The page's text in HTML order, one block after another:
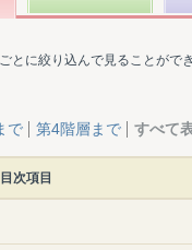
とに絞り込んで見ることがで
で 第4階層まで すべて
目次項目